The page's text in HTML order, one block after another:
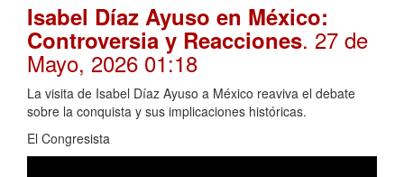
Isabel Díaz Ayuso en México:
Controversia y Reacciones. 27 de
Mayo, 2026 01:18
La visita de Isabel Díaz Ayuso a México reaviva el debate
sobre la conquista y sus implicaciones históricas.
El Congresista